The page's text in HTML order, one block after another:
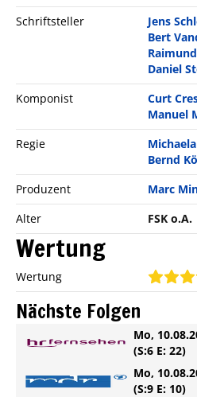
Schriftsteller
Jens
Bert
Daniel
Komponist
Curt
Manuel
Regie
Bernd
Produzent
Marc
Alter
FSK o.A.
Wertung
Wertung
Nächste Folgen
Mo,
(S:6 E: 22)
Mo,
(S:9 E: 10)